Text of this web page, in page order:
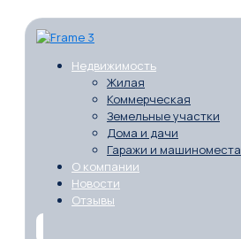
Недвижимость
Жилая
Коммерческая
Земельные участки
Дома и дачи
Гаражи и машиноместа
О компании
Новости
Отзывы